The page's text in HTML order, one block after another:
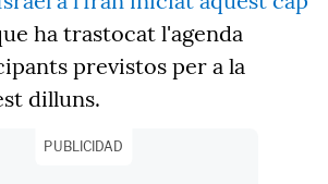
ha trastocat l'agenda
previstos per a la
dilluns.
PUBLICIDAD